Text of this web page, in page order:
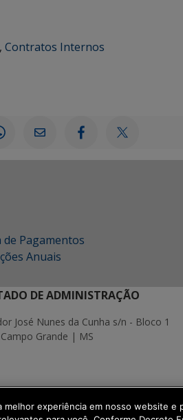
, Contratos Internos
Pagamentos
Anuais
DE ADMINISTRAÇÃO
José Nunes da Cunha s/n - Bloco 1
Grande | MS
Executiva de Transformação
melhor experiência em nosso website e